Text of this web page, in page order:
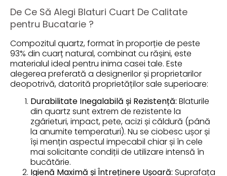
De Ce Să Alegi Blaturi Cuart De Calitate
pentru Bucatarie ?
Compozitul quartz, format în proporție de peste
93% din cuarț natural, combinat cu rășini, este
materialul ideal pentru inima casei tale. Este
alegerea preferată a designerilor și proprietarilor
deopotrivă, datorită proprietăților sale superioare:
Durabilitate Inegalabilă și Rezistență: Blaturile
din quartz sunt extrem de rezistente la
zgârieturi, impact, pete, acizi și căldură (până
la anumite temperaturi). Nu se ciobesc ușor și
își mențin aspectul impecabil chiar și în cele
mai solicitante condiții de utilizare intensă în
bucătărie.
Igienă Maximă și Întreținere Ușoară: Suprafața